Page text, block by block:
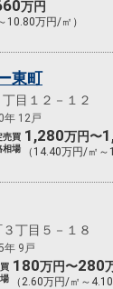
万円
10.80万円/㎡）
東町
目１２－１２
年 12戸
売買
相場
1,280万円〜
（14.40万円/㎡～
丁目５－１８
年 9戸
180万円〜280
（2.60万円/㎡～